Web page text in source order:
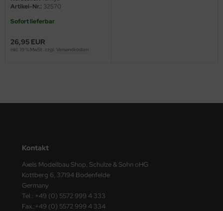
Artikel-Nr.: 32570
Sofort lieferbar
26,95 EUR
inkl. 19 % MwSt. zzgl. Versandkosten
Kontakt
Axels Modellbau Shop, Schulze & Sohn oHG
Kottberg 6, 37194 Bodenfelde
Germany
Tel.: +49 (0) 5572 999 4 333
Fax.:+49 (0) 5572 999 4 334
Model